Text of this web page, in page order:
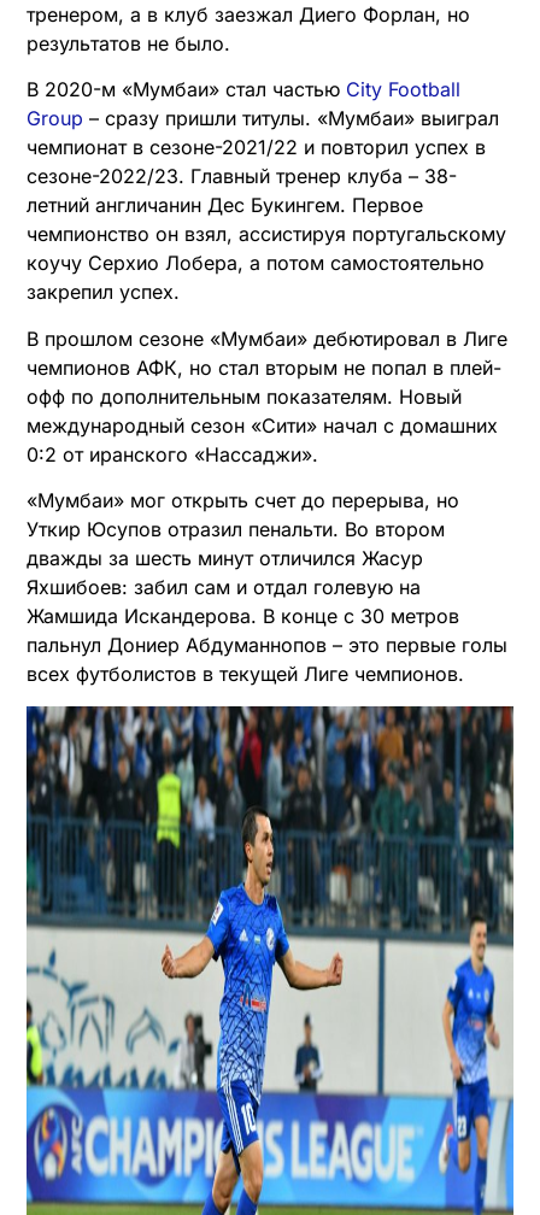
тренером, а в клуб заезжал Диего Форлан, но
результатов не было.
В 2020-м «Мумбаи» стал частью City Football
Group – сразу пришли титулы. «Мумбаи» выиграл
чемпионат в сезоне-2021/22 и повторил успех в
сезоне-2022/23. Главный тренер клуба – 38-
летний англичанин Дес Букингем. Первое
чемпионство он взял, ассистируя португальскому
коучу Серхио Лобера, а потом самостоятельно
закрепил успех.
В прошлом сезоне «Мумбаи» дебютировал в Лиге
чемпионов АФК, но стал вторым не попал в плей-
офф по дополнительным показателям. Новый
международный сезон «Сити» начал с домашних
0:2 от иранского «Нассаджи».
«Мумбаи» мог открыть счет до перерыва, но
Уткир Юсупов отразил пенальти. Во втором
дважды за шесть минут отличился Жасур
Яхшибоев: забил сам и отдал голевую на
Жамшида Искандерова. В конце с 30 метров
пальнул Дониер Абдуманнопов – это первые голы
всех футболистов в текущей Лиге чемпионов.